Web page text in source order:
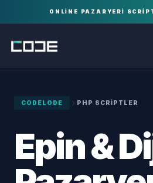
ONLINE PAZARYERI
CODELODE PHP SCRIPTLER
Epin &